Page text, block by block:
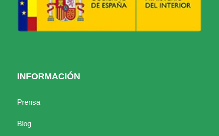
INFORMACIÓN
Prensa
Blog